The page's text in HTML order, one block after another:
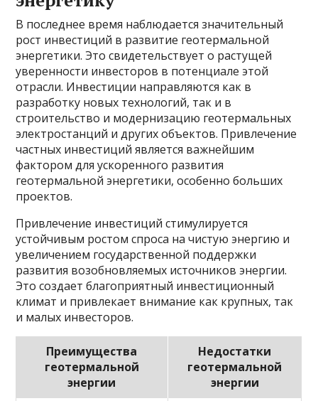
В последнее время наблюдается значительный
рост инвестиций в развитие геотермальной
энергетики. Это свидетельствует о растущей
уверенности инвесторов в потенциале этой
отрасли. Инвестиции направляются как в
разработку новых технологий, так и в
строительство и модернизацию геотермальных
электростанций и других объектов. Привлечение
частных инвестиций является важнейшим
фактором для ускоренного развития
геотермальной энергетики, особенно больших
проектов.
Привлечение инвестиций стимулируется
устойчивым ростом спроса на чистую энергию и
увеличением государственной поддержки
развития возобновляемых источников энергии.
Это создает благоприятный инвестиционный
климат и привлекает внимание как крупных, так
и малых инвесторов.
Преимущества
геотермальной
энергии
Недостатки
геотермальной
энергии